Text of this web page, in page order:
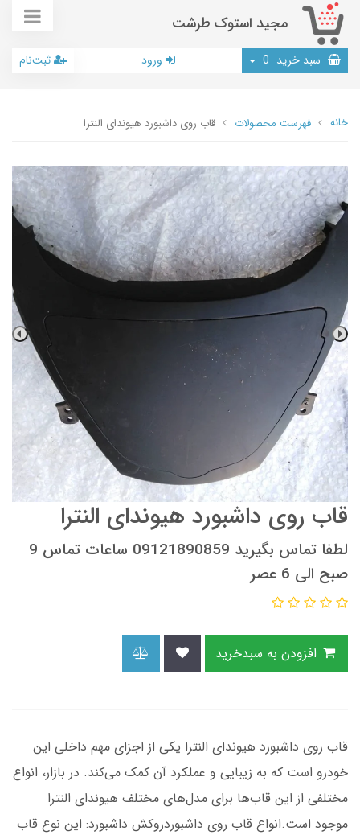
مجید استوک طرشت
سبد خرید 0 ورود ثبت‌نام
خانه فهرست محصولات قاب روی داشبورد هیوندای النترا
قاب روی داشبورد هیوندای النترا
لطفا تماس بگیرید 09121890859 ساعات تماس 9
صبح الی 6 عصر
قاب روی داشبورد هیوندای النترا یکی از اجزای مهم داخلی این
خودرو است که به زیبایی و عملکرد آن کمک می‌کند. در بازار، انواع
مختلفی از این قاب‌ها برای مدل‌های مختلف هیوندای النترا
موجود است.انواع قاب روی داشبوردروکش داشبورد: این نوع قاب